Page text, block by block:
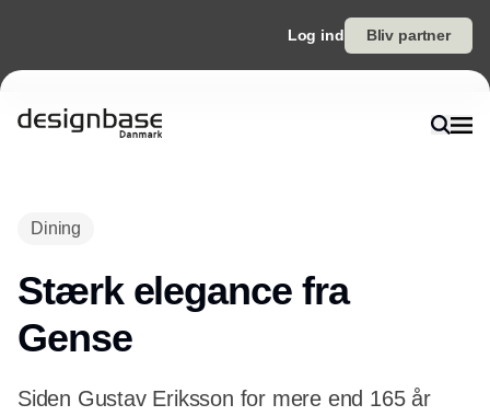
Log ind Bliv partner
Dining
Stærk elegance fra
Gense
Siden Gustav Eriksson for mere end 165 år